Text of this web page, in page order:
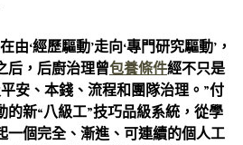
由‘經歷驅動’走向‘專門研究驅動’，
后，后廚治理曾包養條件經不只是
安、本錢、流程和團隊治理。”付
的新“八級工”技巧品級系統，從學
一個完全、漸進、可連續的個人工